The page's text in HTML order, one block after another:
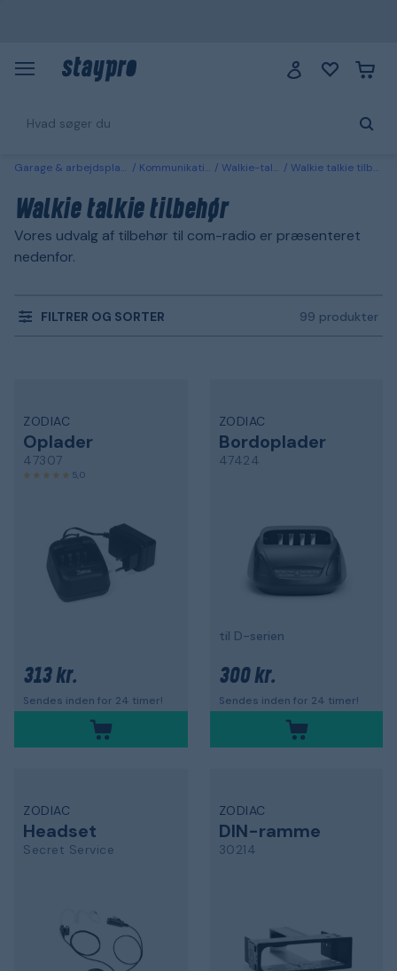
Garage & arbejdsplads Kommunikation Walkie-talkie Walkie talkie tilbehør
Walkie talkie tilbehør
Vores udvalg af tilbehør til com-radio er præsenteret
nedenfor.
FILTRER OG SORTER 99 produkter
ZODIAC
Oplader
47307
5,0
313 kr.
Sendes inden for 24 timer!
ZODIAC
Bordoplader
47424
til D-serien
300 kr.
Sendes inden for 24 timer!
ZODIAC
Headset
Secret Service
ZODIAC
DIN-ramme
30214